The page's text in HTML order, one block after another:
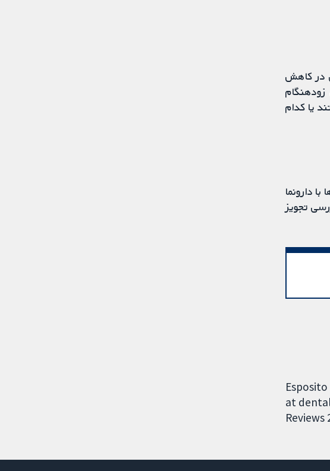
در کاهش
مانع از دست رفتن زودهنگام
یا کدام
با دارونما
شرکت‌کننده) که به بررسی تجویز
at
Reviews